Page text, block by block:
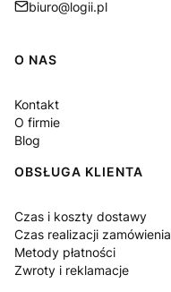
biuro@logii.pl
Linki w stopce
O NAS
Kontakt
O firmie
Blog
OBSŁUGA KLIENTA
Czas i koszty dostawy
Czas realizacji zamówienia
Metody płatności
Zwroty i reklamacje